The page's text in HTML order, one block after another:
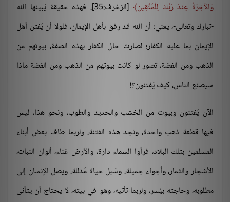
وَالآخِرَةُ عِندَ رَبِّكَ لِلْمُتَّقِين
[الزخرف:35]، فهذه حقيقة يُبينها الله
-تبارك وتعالى-، يعني: أن الله قد رفق بأهل الإيمان، فلولا أن يُفتن أهل
الإيمان بما عليه الكفار؛ لصارت حال الكفار بهذه الصفة، بيوتهم من
الذهب ومن الفضة، تصور لو كانت بيوتهم من الذهب ومن الفضة ماذا
سيصنع الناس، كيف يُفتنون؟!
الآن يُفتنون وبيوت من الخشب والحديد والطوب، ونحو هذا، ليس
فيها قطعة ذهب واحدة، وتجد هذه الفتنة، ولربما طاف بعض أبناء
المسلمين بتلك البلاد، فرأوا السماء دارة، والأرض غناء، ألوان النبات،
الأشجار والثمار، وأجواء جميلة، وسُبل حياة مُذللة، ويصل الإنسان إلى
مطلوبه، وحاجته بيُسر، ولربما تأتيه، وهو في بيته، لا يحتاج أن يتأنى